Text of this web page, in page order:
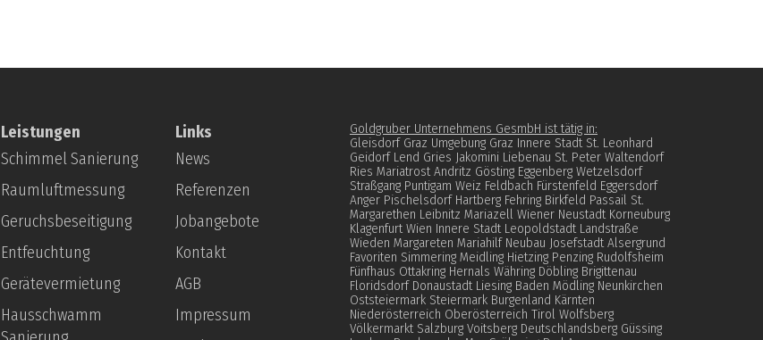
Leistungen
Schimmel Sanierung
Raumluftmessung
Geruchsbeseitigung
Entfeuchtung
Gerätevermietung
Hausschwamm
Links
News
Referenzen
Jobangebote
Kontakt
AGB
Impressum
Goldgruber Unternehmens GesmbH ist tätig in:
Gleisdorf Graz Umgebung Graz Innere Stadt St. Leonhard
Geidorf Lend Gries Jakomini Liebenau St. Peter Waltendorf
Ries Mariatrost Andritz Gösting Eggenberg Wetzelsdorf
Straßgang Puntigam Weiz Feldbach Fürstenfeld Eggersdorf
Anger Pischelsdorf Hartberg Fehring Birkfeld Passail St.
Margarethen Leibnitz Mariazell Wiener Neustadt Korneuburg
Klagenfurt Wien Innere Stadt Leopoldstadt Landstraße
Wieden Margareten Mariahilf Neubau Josefstadt Alsergrund
Favoriten Simmering Meidling Hietzing Penzing Rudolfsheim
Fünfhaus Ottakring Hernals Währing Döbling Brigittenau
Floridsdorf Donaustadt Liesing Baden Mödling Neunkirchen
Oststeiermark Steiermark Burgenland Kärnten
Niederösterreich Oberösterreich Tirol Wolfsberg
Völkermarkt Salzburg Voitsberg Deutschlandsberg Güssing